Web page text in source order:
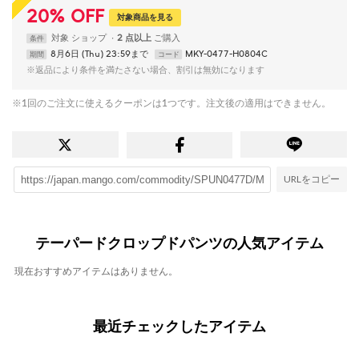
20% OFF 対象商品を見る
条件 対象 ショップ 2 点以上
期間 8月6日 (Thu) 23:59まで コード
MKY-0477-H0804C
※返品により条件を満たさない場合、割引は無効になります
※1回のご注文に使えるクーポンは1つです。注文後の適用はできません。
URLをコピー
テーパードクロップドパンツの人気アイテム
現在おすすめアイテムはありません。
最近チェックしたアイテム